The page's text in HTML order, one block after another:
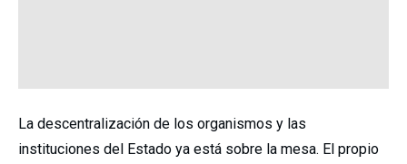
La descentralización de los organismos y las
instituciones del Estado ya está sobre la mesa. El propio